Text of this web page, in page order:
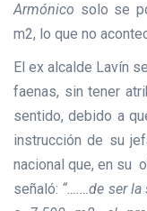
Armónico solo se
m2, lo que no
El ex alcalde Lavín
faenas, sin tener
sentido, debido a
instrucción de su
nacional que, en su
señaló: “….…de ser